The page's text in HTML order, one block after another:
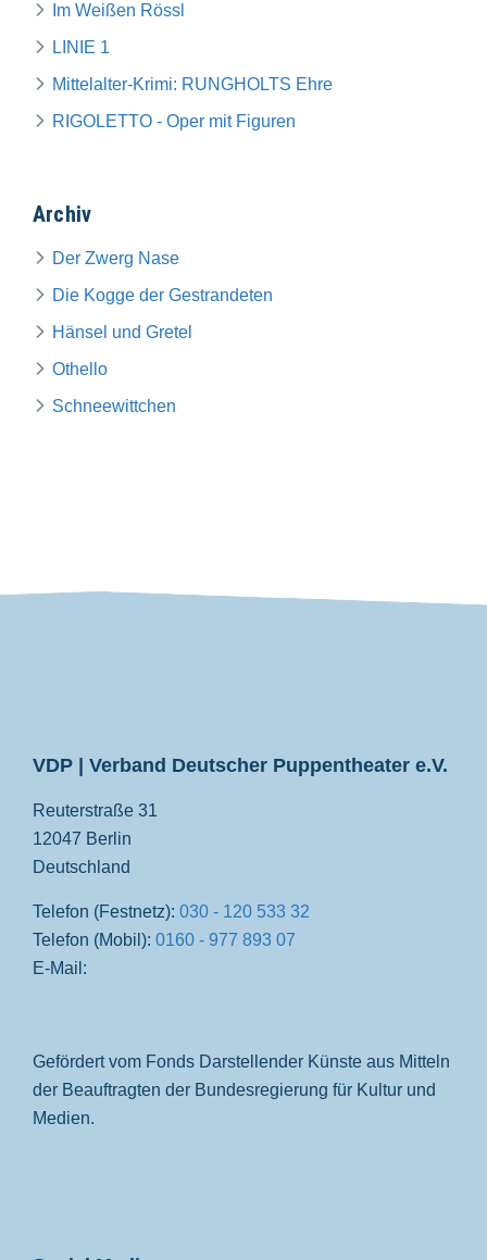
Im Weißen Rössl
LINIE 1
Mittelalter-Krimi: RUNGHOLTS Ehre
RIGOLETTO - Oper mit Figuren
Archiv
Der Zwerg Nase
Die Kogge der Gestrandeten
Hänsel und Gretel
Othello
Schneewittchen
VDP | Verband Deutscher Puppentheater e.V.
Reuterstraße 31
12047 Berlin
Deutschland
Telefon (Festnetz): 030 - 120 533 32
Telefon (Mobil): 0160 - 977 893 07
E-Mail:
Gefördert vom Fonds Darstellender Künste aus Mitteln
der Beauftragten der Bundesregierung für Kultur und
Medien.